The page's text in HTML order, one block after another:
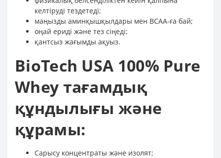
келтіруді тездетеді;
маңызды аминқышқылдары мен BCAA-ға бай;
оңай ериді және тез сіңеді;
қантсыз жағымды ақуыз.
BioTech USA 100% Pure
Whey тағамдық
құндылығы және
құрамы:
Сарысу концентраты және изолят;